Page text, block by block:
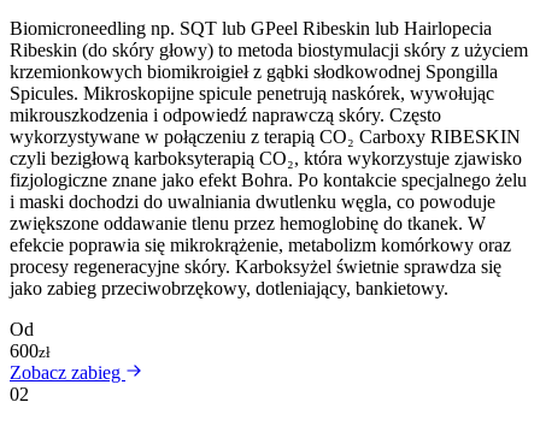
Biomicroneedling np. SQT lub GPeel Ribeskin lub Hairlopecia
Ribeskin (do skóry głowy) to metoda biostymulacji skóry z użyciem
krzemionkowych biomikroigieł z gąbki słodkowodnej Spongilla
Spicules. Mikroskopijne spicule penetrują naskórek, wywołując
mikrouszkodzenia i odpowiedź naprawczą skóry. Często
wykorzystywane w połączeniu z terapią CO₂ Carboxy RIBESKIN
czyli bezigłową karboksyterapią CO₂, która wykorzystuje zjawisko
fizjologiczne znane jako efekt Bohra. Po kontakcie specjalnego żelu
i maski dochodzi do uwalniania dwutlenku węgla, co powoduje
zwiększone oddawanie tlenu przez hemoglobinę do tkanek. W
efekcie poprawia się mikrokrążenie, metabolizm komórkowy oraz
procesy regeneracyjne skóry. Karboksyżel świetnie sprawdza się
jako zabieg przeciwobrzękowy, dotleniający, bankietowy.
Od
600zł
Zobacz zabieg
02